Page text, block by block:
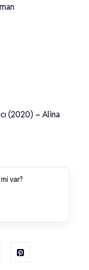
(2020) – Alina
var?